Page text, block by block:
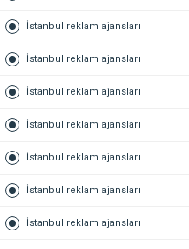
İstanbul reklam ajansları
İstanbul reklam ajansları
İstanbul reklam ajansları
İstanbul reklam ajansları
İstanbul reklam ajansları
İstanbul reklam ajansları
İstanbul reklam ajansları